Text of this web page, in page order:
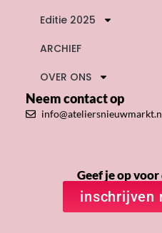
Editie 2025
ARCHIEF
OVER ONS
Neem contact op
Geef je op
inschrijven